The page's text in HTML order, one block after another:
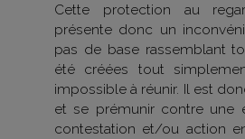
Cette protection au
présente donc un
pas de base rassemblant
été créées tout
impossible à réunir. Il est
et se prémunir contre une
contestation et/ou action